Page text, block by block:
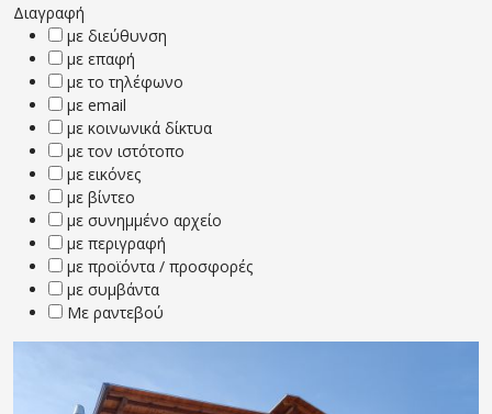
Διαγραφή
με διεύθυνση
με επαφή
με το τηλέφωνο
με email
με κοινωνικά δίκτυα
με τον ιστότοπο
με εικόνες
με βίντεο
με συνημμένο αρχείο
με περιγραφή
με προϊόντα / προσφορές
με συμβάντα
Με ραντεβού